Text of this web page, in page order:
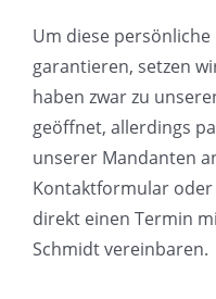
Um diese persönliche
garantieren, setzen
haben zwar zu
geöffnet, allerdings
unserer Mandanten
Kontaktformular oder
direkt einen Termin
Schmidt vereinbaren.